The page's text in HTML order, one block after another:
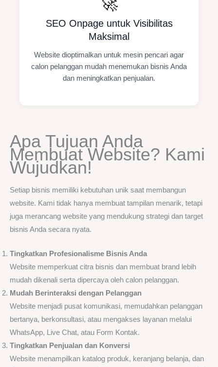
SEO Onpage untuk Visibilitas
Maksimal
Website dioptimalkan untuk mesin pencari agar
calon pelanggan mudah menemukan bisnis Anda
dan meningkatkan penjualan.
Apa Tujuan Anda
Membuat Website? Kami
Wujudkan!
Setiap bisnis memiliki kebutuhan unik saat membangun
website. Kami tidak hanya membuat tampilan menarik, tetapi
juga merancang website yang mendukung strategi dan target
bisnis Anda secara nyata.
Tingkatkan Profesionalisme Bisnis Anda
Website memperkuat citra bisnis dan membuat brand lebih
mudah dikenali serta dipercaya oleh calon pelanggan.
Mudah Berinteraksi dengan Pelanggan
Website menjadi pusat komunikasi, memudahkan pelanggan
bertanya, berkonsultasi, atau mengakses layanan melalui
WhatsApp, Live Chat, atau Form Kontak.
Tingkatkan Penjualan dan Konversi
Website menampilkan katalog produk, keranjang belanja, dan